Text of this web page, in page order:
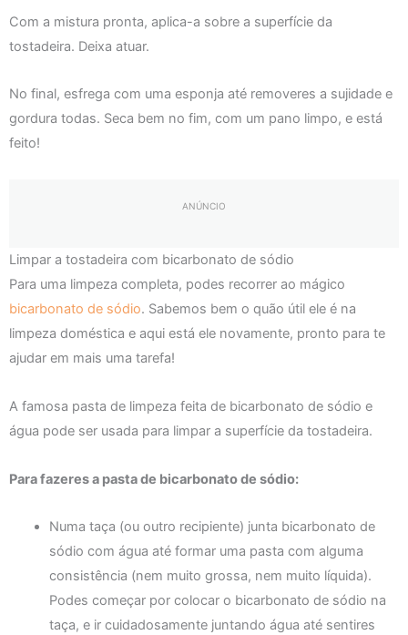
Com a mistura pronta, aplica-a sobre a superfície da
tostadeira. Deixa atuar.
No final, esfrega com uma esponja até removeres a sujidade e
gordura todas. Seca bem no fim, com um pano limpo, e está
feito!
ANÚNCIO
Limpar a tostadeira com bicarbonato de sódio
Para uma limpeza completa, podes recorrer ao mágico
bicarbonato de sódio. Sabemos bem o quão útil ele é na
limpeza doméstica e aqui está ele novamente, pronto para te
ajudar em mais uma tarefa!
A famosa pasta de limpeza feita de bicarbonato de sódio e
água pode ser usada para limpar a superfície da tostadeira.
Para fazeres a pasta de bicarbonato de sódio:
Numa taça (ou outro recipiente) junta bicarbonato de
sódio com água até formar uma pasta com alguma
consistência (nem muito grossa, nem muito líquida).
Podes começar por colocar o bicarbonato de sódio na
taça, e ir cuidadosamente juntando água até sentires